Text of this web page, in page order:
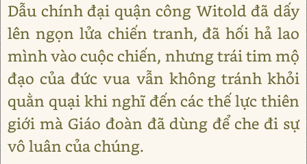
Dẫu chính đại quận công Witold đã dấy
lên ngọn lửa chiến tranh, đã hối hả lao
mình vào cuộc chiến, nhưng trái tim mộ
đạo của đức vua vẫn không tránh khỏi
quằn quại khi nghĩ đến các thế lực thiên
giới mà Giáo đoàn đã dùng để che đi sự
vô luân của chúng.